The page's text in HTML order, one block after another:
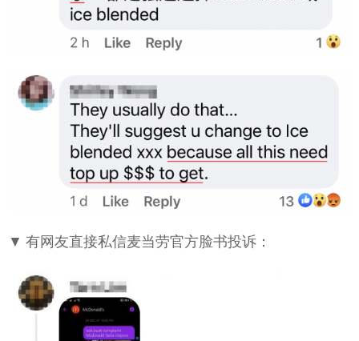
▼ 有网友直接私信麦当劳官方脸书投诉：